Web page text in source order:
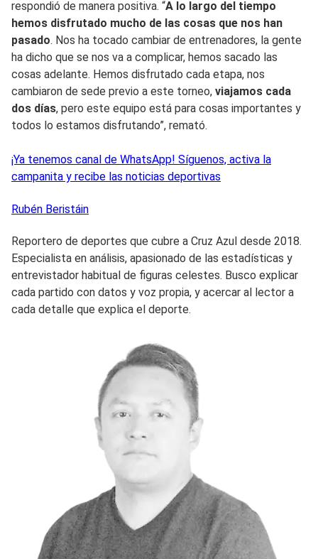
respondió de manera positiva. “A lo largo del tiempo
hemos disfrutado mucho de las cosas que nos han
pasado. Nos ha tocado cambiar de entrenadores, la gente
ha dicho que se nos va a complicar, hemos sacado las
cosas adelante. Hemos disfrutado cada etapa, nos
cambiaron de sede previo a este torneo, viajamos cada
dos días, pero este equipo está para cosas importantes y
todos lo estamos disfrutando”, remató.
¡Ya tenemos canal de WhatsApp! Síguenos, activa la
campanita y recibe las noticias deportivas
Rubén Beristáin
Reportero de deportes que cubre a Cruz Azul desde 2018.
Especialista en análisis, apasionado de las estadísticas y
entrevistador habitual de figuras celestes. Busco explicar
cada partido con datos y voz propia, y acercar al lector a
cada detalle que explica el deporte.